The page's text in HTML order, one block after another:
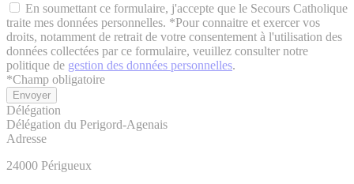
En soumettant ce formulaire, j'accepte que le Secours Catholique
traite mes données personnelles. *Pour connaitre et exercer vos
droits, notamment de retrait de votre consentement à l'utilisation des
données collectées par ce formulaire, veuillez consulter notre
politique de gestion des données personnelles.
*Champ obligatoire
Délégation
Délégation du Perigord-Agenais
Adresse
24000 Périgueux